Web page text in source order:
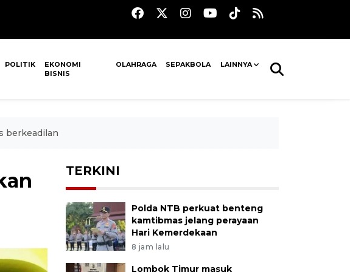
POLITIK
EKONOMI
BISNIS
OLAHRAGA SEPAKBOLA LAINNYA
berkeadilan
TERKINI
Polda NTB perkuat benteng
kamtibmas jelang perayaan
Hari Kemerdekaan
8 jam lalu
Lombok Timur masuk